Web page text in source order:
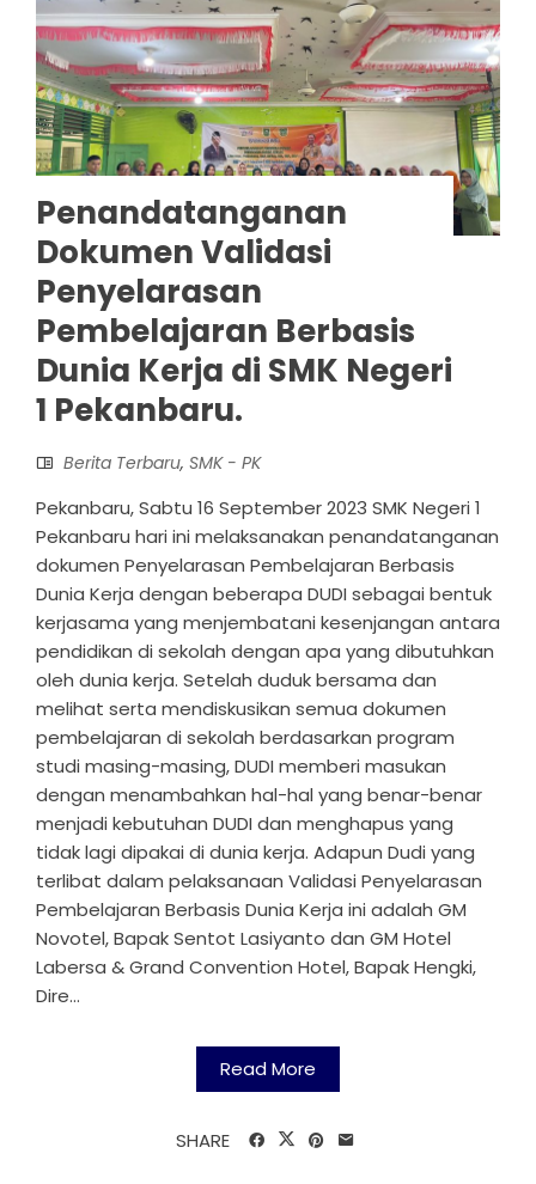
Penandatanganan
Dokumen Validasi
Penyelarasan
Pembelajaran Berbasis
Dunia Kerja di SMK Negeri
1 Pekanbaru.
Berita Terbaru, SMK - PK
Pekanbaru, Sabtu 16 September 2023 SMK Negeri 1
Pekanbaru hari ini melaksanakan penandatanganan
dokumen Penyelarasan Pembelajaran Berbasis
Dunia Kerja dengan beberapa DUDI sebagai bentuk
kerjasama yang menjembatani kesenjangan antara
pendidikan di sekolah dengan apa yang dibutuhkan
oleh dunia kerja. Setelah duduk bersama dan
melihat serta mendiskusikan semua dokumen
pembelajaran di sekolah berdasarkan program
studi masing-masing, DUDI memberi masukan
dengan menambahkan hal-hal yang benar-benar
menjadi kebutuhan DUDI dan menghapus yang
tidak lagi dipakai di dunia kerja. Adapun Dudi yang
terlibat dalam pelaksanaan Validasi Penyelarasan
Pembelajaran Berbasis Dunia Kerja ini adalah GM
Novotel, Bapak Sentot Lasiyanto dan GM Hotel
Labersa & Grand Convention Hotel, Bapak Hengki,
Dire...
Read More
SHARE